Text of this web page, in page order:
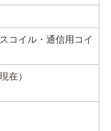
コイル・通信用コイ
在）